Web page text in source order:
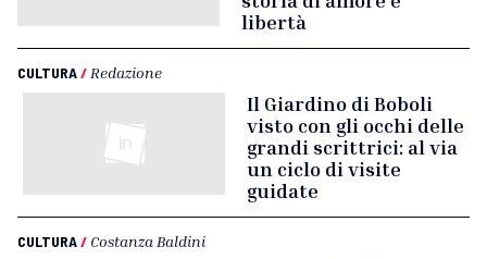
libertà
CULTURA/ Redazione
Il Giardino di Boboli
visto con gli occhi delle
grandi scrittrici: al via
un ciclo di visite
guidate
CULTURA/ Costanza Baldini